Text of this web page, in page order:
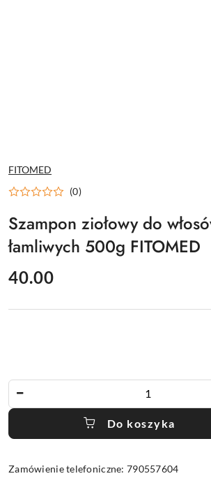
NAZWA
PRODUCENTA:
FITOMED
(0)
Szampon ziołowy do
łamliwych 500g FITOMED
cena:
40.00
Do koszyka
Zamówienie telefoniczne: 790557604